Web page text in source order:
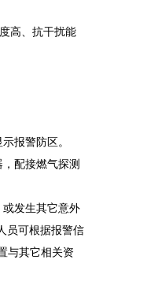
高、抗干扰能
报警防区。
配接燃气探测
发生其它意外
员可根据报警信
与其它相关资